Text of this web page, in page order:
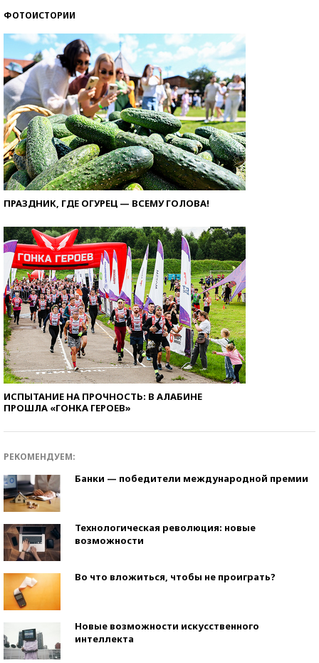
ФОТОИСТОРИИ
ПРАЗДНИК, ГДЕ ОГУРЕЦ — ВСЕМУ ГОЛОВА!
ИСПЫТАНИЕ НА ПРОЧНОСТЬ: В АЛАБИНЕ
ПРОШЛА «ГОНКА ГЕРОЕВ»
РЕКОМЕНДУЕМ:
Банки — победители международной премии
Технологическая революция: новые
возможности
Во что вложиться, чтобы не проиграть?
Новые возможности искусственного
интеллекта